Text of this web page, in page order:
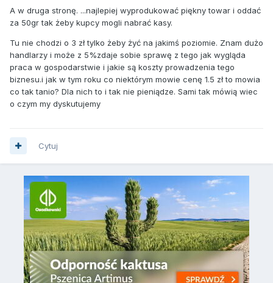
A w druga stronę. ...najlepiej wyprodukować piękny towar i oddać
za 50gr tak żeby kupcy mogli nabrać kasy.
Tu nie chodzi o 3 zł tylko żeby żyć na jakimś poziomie. Znam dużo
handlarzy i może z 5%zdaje sobie sprawę z tego jak wygląda
praca w gospodarstwie i jakie są koszty prowadzenia tego
biznesu.i jak w tym roku co niektórym mowie cenę 1.5 zł to mowia
co tak tanio? Dla nich to i tak nie pieniądze. Sami tak mówią wiec
o czym my dyskutujemy
Cytuj